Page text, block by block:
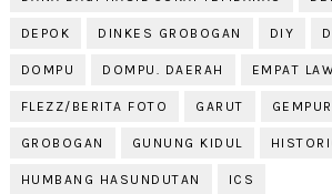
DEPOK DINKES GROBOGAN DIY
DOMPU DOMPU. DAERAH EMPAT
FLEZZ/BERITA FOTO GARUT
GROBOGAN GUNUNG KIDUL
HUMBANG HASUNDUTAN ICS